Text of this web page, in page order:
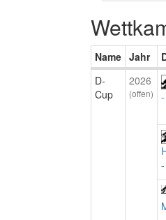
Name Jahr
D-
Cup
2026
(offen)